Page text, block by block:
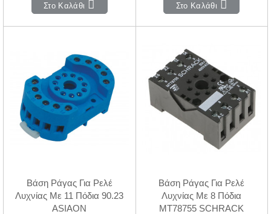
Στο Καλάθι Στο Καλάθι
Βάση Ράγας Για Ρελέ
Λυχνίας Με 11 Πόδια 90.23
ASIAON
Βάση Ράγας Για Ρελέ
Λυχνίας Με 8 Πόδια
MT78755 SCHRACK